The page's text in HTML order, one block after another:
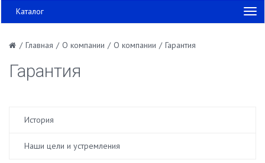
Каталог
/ Главная / О компании / О компании / Гарантия
Гарантия
История
Наши цели и устремления